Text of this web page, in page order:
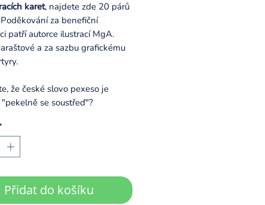
karet, najdete zde 20 párů
za benefiční
patří autorce ilustrací MgA.
a za sazbu grafickému
že české slovo pexeso je
se soustřeď"?
Přidat do košíku